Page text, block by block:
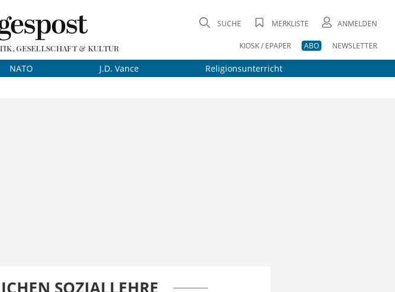
GESELLSCHAFT & KULTUR
SUCHE MERKLISTE ANMELDEN
KIOSK / EPAPER ABO NEWSLETTER
NATO J.D. Vance Religionsunterricht